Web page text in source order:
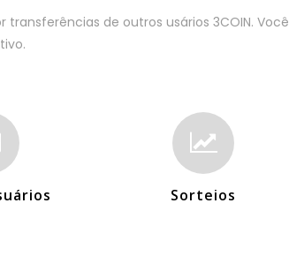
de outros usários 3COIN. Você
Sorteios